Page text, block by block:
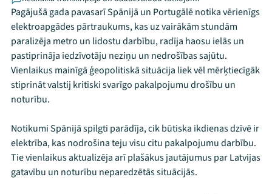
Pagājušā gada pavasarī Spānijā un Portugālē notika vērienīgs
elektroapgādes pārtraukums, kas uz vairākām stundām
paralizēja metro un lidostu darbību, radīja haosu ielās un
pastiprināja iedzīvotāju neziņu un nedrošības sajūtu.
Vienlaikus mainīgā ģeopolitiskā situācija liek vēl mērķtiecīgāk
stiprināt valstij kritiski svarīgo pakalpojumu drošību un
noturību.
Notikumi Spānijā spilgti parādīja, cik būtiska ikdienas dzīvē ir
elektrība, kas nodrošina teju visu citu pakalpojumu darbību.
Tie vienlaikus aktualizēja arī plašākus jautājumus par Latvijas
gatavību un noturību neparedzētās situācijās.